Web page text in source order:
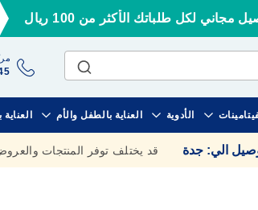
مجاني لكل طلباتك الأكثر من 100 ريال
الأدوية العناية بالطفل والأم
الي: جدة قد يختلف توفر المنتجات